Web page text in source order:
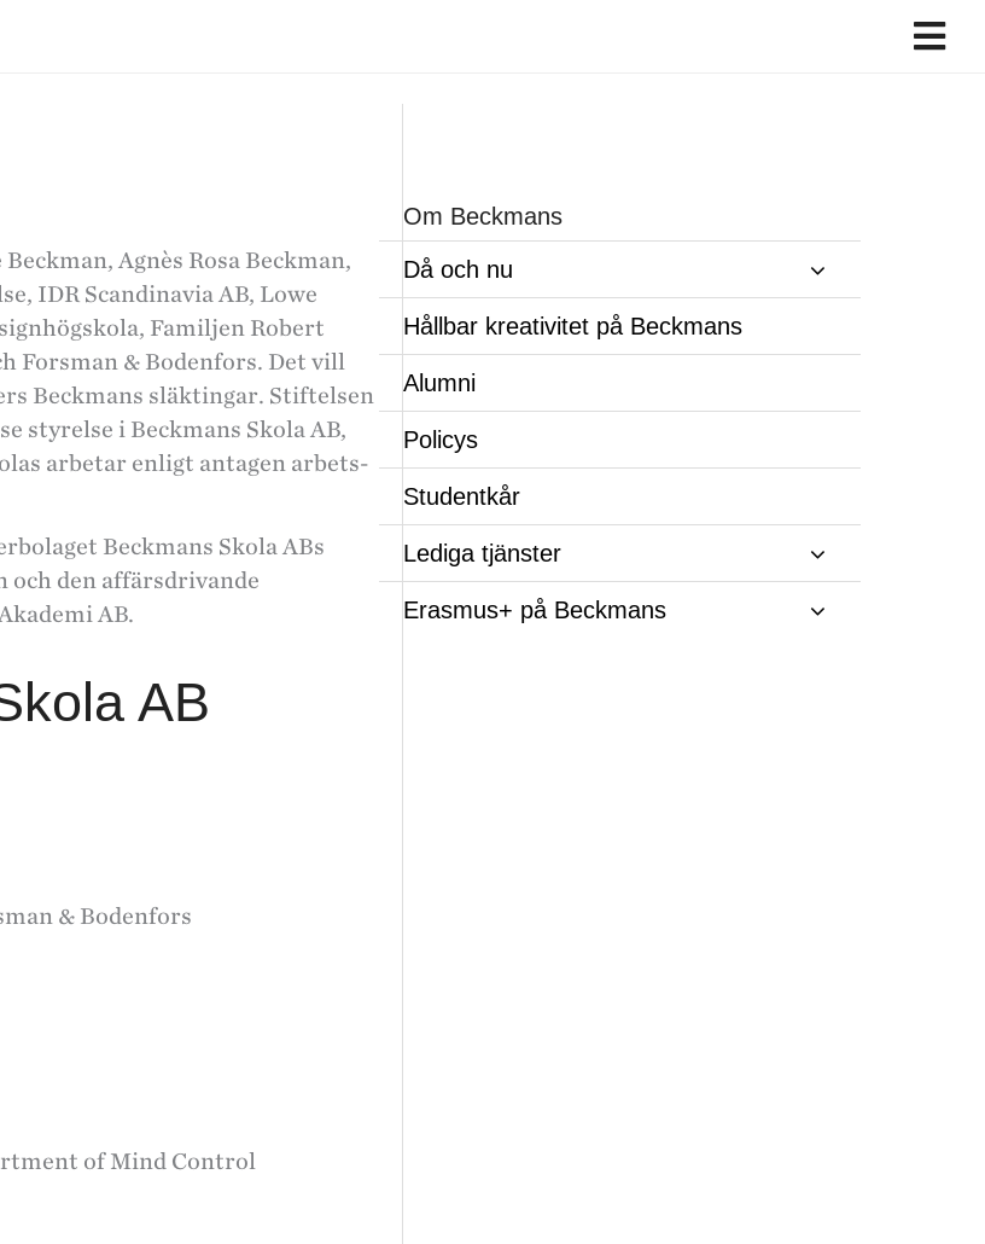
Agnès Rosa Beckman,
IDR Scandinavia AB, Lowe
Familjen Robert
Forsman & Bodenfors. Det vill
Beckmans släktingar. Stiftelsen
styrelse i Beckmans Skola AB,
arbetar enligt antagen arbets-
Beckmans Skola ABs
den affärsdrivande
AB.
AB
& Bodenfors
of Mind Control
Om Beckmans
Då och nu
Hållbar kreativitet på Beckmans
Alumni
Policys
Studentkår
Lediga tjänster
Erasmus+ på Beckmans